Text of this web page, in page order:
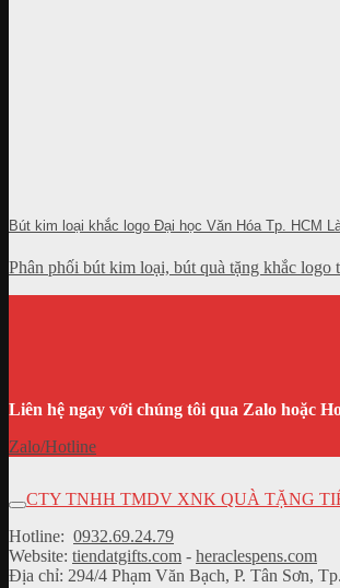
Bút kim loại khắc logo Đại học Văn Hóa Tp. HCM
Phân phối bút kim loại, bút quà tặng khắc logo
Liên hệ ngay với chúng tôi qua Zalo hoặc
Zalo/Hotline
CTY TNHH TMDV XNK QUÀ TẶNG
Hotline: 0932.69.24.79
Website: tiendatgifts.com - heraclespens.com
Địa chỉ: 294/4 Phạm Văn Bạch, P. Tân Sơn,